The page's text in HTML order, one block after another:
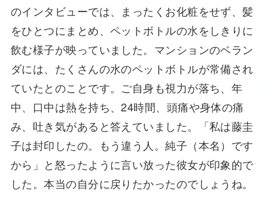
のインタビューでは、まったくお化粧をせず、髪
をひとつにまとめ、ペットボトルの水をしきりに
飲む様子が映っていました。マンションのベラン
ダには、たくさんの水のペットボトルが常備され
ていたとのことです。ご自身も視力が落ち、年
中、口中は熱を持ち、24時間、頭痛や身体の痛
み、吐き気があると答えていました。「私は藤圭
子は封印したの。もう違う人。純子（本名）です
から」と怒ったように言い放った彼女が印象的で
した。本当の自分に戻りたかったのでしょうね。